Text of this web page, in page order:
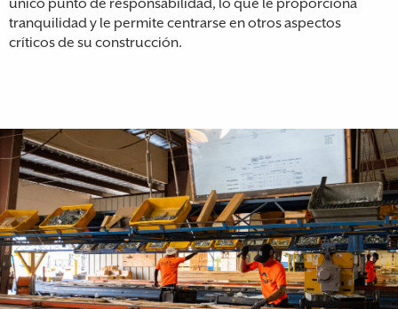
tranquilidad y le permite centrarse en otros aspectos
críticos de su construcción.